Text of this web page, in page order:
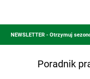
NEWSLETTER - Otrzymuj
Poradnik